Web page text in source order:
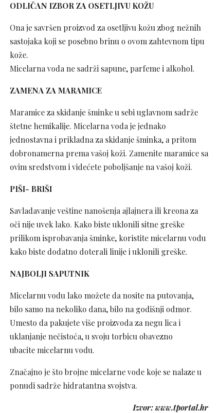
ODLIČAN IZBOR ZA OSETLJIVU KOŽU
Ona je savršen proizvod za osetljivu kožu zbog nežnih
sastojaka koji se posebno brinu o ovom zahtevnom tipu
kože.
Micelarna voda ne sadrži sapune, parfeme i alkohol.
ZAMENA ZA MARAMICE
Maramice za skidanje šminke u sebi uglavnom sadrže
štetne hemikalije. Micelarna voda je jednako
jednostavna i prikladna za skidanje šminka, a pritom
dobronamerna prema vašoj koži. Zamenite maramice sa
ovim sredstvom i videćete poboljšanje na vašoj koži.
PIŠI- BRIŠI
Savladavanje veštine nanošenja ajlajnera ili kreona za
oči nije uvek lako. Kako biste uklonili sitne greške
prilikom isprobavanja šminke, koristite micelarnu vodu
kako biste dodatno doterali linije i uklonili greške.
NAJBOLJI SAPUTNIK
Micelarnu vodu lako možete da nosite na putovanja,
bilo samo na nekoliko dana, bilo na godišnji odmor.
Umesto da pakujete više proizvoda za negu lica i
uklanjanje nečistoća, u svoju torbicu obavezno
ubacite micelarnu vodu.
Značajno je što brojne micelarne vode koje se nalaze u
ponudi sadrže hidratantna svojstva.
Izvor: www.tportal.hr